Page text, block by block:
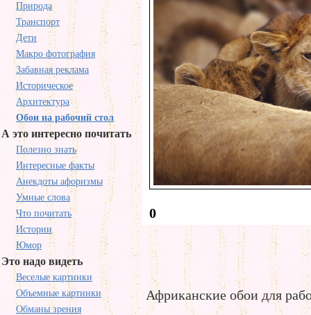
Природа
Транспорт
Дети
Макро фотография
Забавная реклама
Историческое
Архитектура
Обои на рабочий стол
А это интересно почитать
Полезно знать
Интересные факты
Анекдоты афоризмы
Умные слова
Что почитать
Истории
Юмор
Это надо видеть
Веселые картинки
Объемные картинки
Обманы зрения
0
Африканские обои для